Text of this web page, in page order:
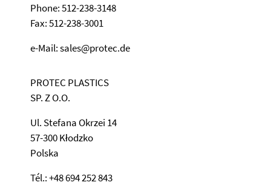
Phone: 512-238-3148
Fax: 512-238-3001
e-Mail: sales@protec.de
PROTEC PLASTICS
SP. Z O.O.
Ul. Stefana Okrzei 14
57-300 Kłodzko
Polska
Tél.: +48 694 252 843